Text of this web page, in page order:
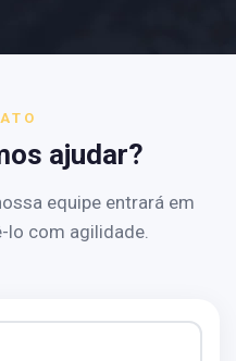
ajudar?
equipe entrará em
lo com agilidade.